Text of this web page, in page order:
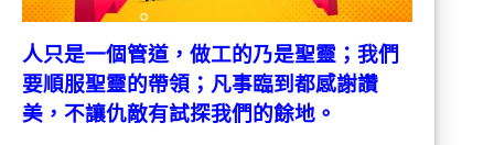
人只是一個管道，做工的乃是聖靈；我們
要順服聖靈的帶領；凡事臨到都感謝讚
美，不讓仇敵有試探我們的餘地。